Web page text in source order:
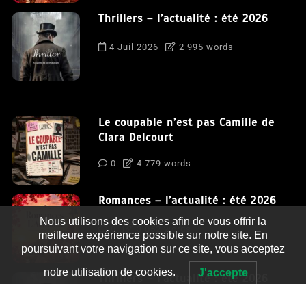
Thrillers – l’actualité : été 2026
4 Juil 2026 2 995 words
Le coupable n’est pas Camille de
Clara Delcourt
0 4 779 words
Romances – l’actualité : été 2026
0 3 052 words
Thrillers – l’actualité : été 2026
Nous utilisons des cookies afin de vous offrir la
meilleure expérience possible sur notre site. En
poursuivant votre navigation sur ce site, vous acceptez
notre utilisation de cookies. J'accepte